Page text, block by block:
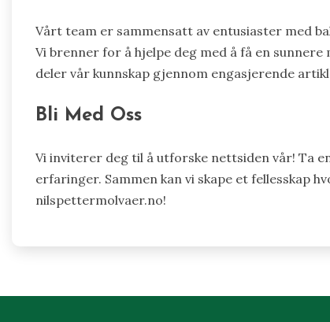
Vårt team er sammensatt av entusiaster med
Vi brenner for å hjelpe deg med å få en
deler vår kunnskap gjennom engasjerende
Bli Med Oss
Vi inviterer deg til å utforske nettsiden vår! Ta
erfaringer. Sammen kan vi skape et fellesskap
nilspettermolvaer.no!